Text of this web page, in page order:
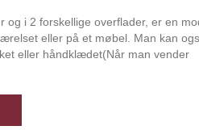
og i 2 forskellige overflader, er en
eller på et møbel. Man kan
eller håndklædet(Når man vender